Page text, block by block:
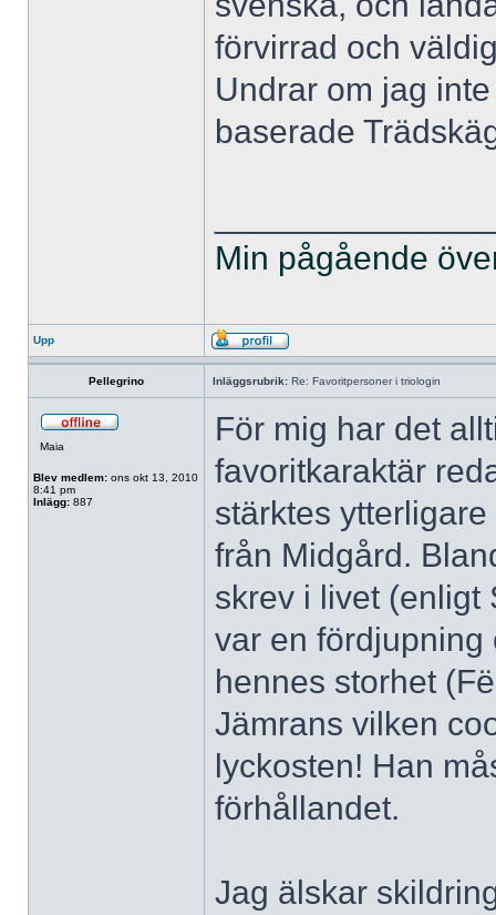
förvirrad och
Undrar om jag
baserade
Min pågående
Upp
Pellegrino Inläggsrubrik: Re: Favoritpersoner i triologin
Maia
Blev medlem: ons okt 13, 2010
8:41 pm
Inlägg: 887
För mig har det
favoritkaraktär
stärktes
från Midgård.
skrev i livet (enligt
var en fördjupning
hennes storhet
Jämrans vilken
lyckosten! Han
förhållandet.
Jag älskar